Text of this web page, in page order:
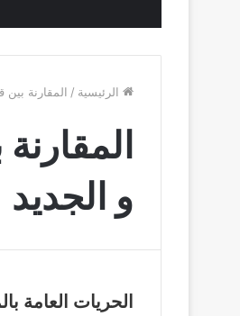
الرئيسية / المقارنة بين
و الجديد
الحريات العامة